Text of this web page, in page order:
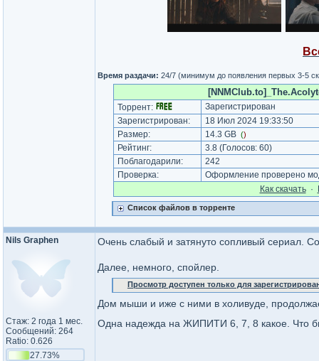
Время раздачи: 24/7 (минимум до появления первых 3-5
Торрент:
Зарегистрирован
Зарегистрирован:
18 Июл 2024 19:33:50
Размер:
14.3 GB ()
Рейтинг: 3.8 (Голосов: 60)
Поблагодарили:
242
Проверка:
Оформление проверено
Как cкачать·
Список файлов в торренте
Nils Graphen
Стаж: 2 года 1 мес.
Сообщений: 264
Ratio: 0.626
27.73%
Очень слабый и затянуто сопливый сериал.
Далее, немного, спойлер.
Просмотр доступен только для
Дом мыши и иже с ними в холивуде,
Одна надежда на ЖИПИТИ 6, 7, 8 какое. Что